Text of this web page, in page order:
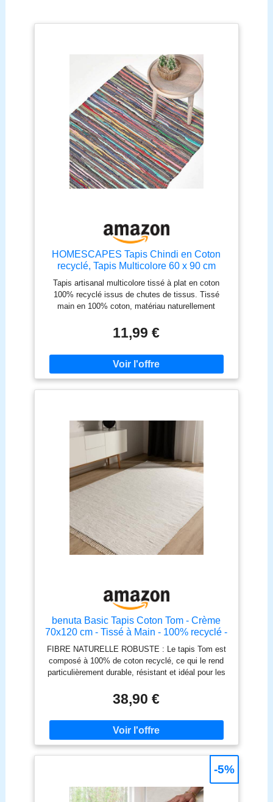
Depuis plus de 100 ans,
Safavieh est une marque
de confiance pour une
qualité sans compromis
et un style inégalé
HOMESCAPES Tapis Chindi en Coton
recyclé, Tapis Multicolore 60 x 90 cm
Tapis artisanal multicolore tissé à plat en coton
100% recyclé issus de chutes de tissus. Tissé
main en 100% coton, matériau naturellement
plusieurs tailles pour s’adapter à tous les intérieurs.
Disponible en 6 tailles : 60 x 90 cm, 66 x 200 cm,
90 x 150 cm, 70 x 120 cm, 120 x 180 cm et 150 x
240 cm. Homescapes propose une large sélection
de tapis et d’accessoires décoratifs pour la maison.
Des tapis de couloir, des tapis extérieurs et des
tremper. Veuillez noter que chaque tapis est unique,
et qu’il peut différer de la photo.
11,99 €
benuta Basic Tapis Coton Tom - Crème
70x120 cm - Tissé à Main - 100% recyclé -
Compatible avec Chauffage au Sol - pour
Salon, Chambre, Couloir, Salle à Manger
FIBRE NATURELLE ROBUSTE : Le tapis Tom est
composé à 100% de coton recyclé, ce qui le rend
particulièrement durable, résistant et idéal pour les
ou le salon. Pour plus de maintien, nous te
recommandons une sous-couche antidérapante.
DESIGN NATUREL : Avec ses franges et sa
structure tissée apparente, ce tapis apporte une
touche naturelle et une ambiance chaleureuse à
chaque pièce, parfait pour les amateurs du style
Nature Living. IDÉAL AVEC CHAUFFAGE AU SOL :
chaleureux grâce à ses propriétés isolantes, mais il
est aussi parfait pour les pièces avec chauffage au
38,90 €
-5%